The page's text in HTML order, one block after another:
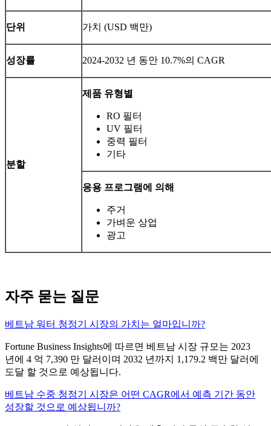
단위 가치 (USD 백만)
성장률 2024-2032 년 동안 10.7%의 CAGR
분할
제품 유형별
RO 필터
UV 필터
중력 필터
기타
응용 프로그램에 의해
주거
가벼운 상업
광고
자주 묻는 질문
베트남 워터 청정기 시장의 가치는 얼마입니까?
Fortune Business Insights에 따르면 베트남 시장 규모는 2023
년에 4 억 7,390 만 달러이며 2032 년까지 1,179.2 백만 달러에
도달 할 것으로 예상됩니다.
베트남 수중 청정기 시장은 어떤 CAGR에서 예측 기간 동안
성장할 것으로 예상됩니까?